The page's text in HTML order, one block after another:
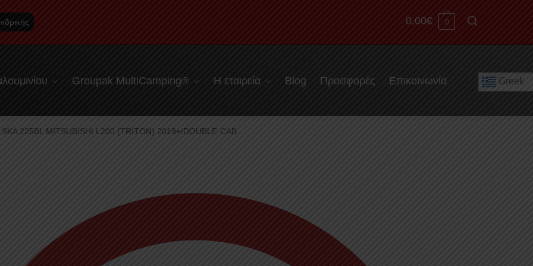
0,00€ 0
Groupak MultiCamping® Η εταιρεία Blog Προσφορές Επικοινωνία Greek
225BL MITSUBISHI L200 (TRITON) 2019+/DOUBLE-CAB